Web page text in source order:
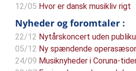
12/05 Hvor er dansk musikliv rigt
Nyheder og foromtaler :
22/12 Nytårskoncert uden
05/12 Ny spændende
24/09 Musiknyheder i Coruna-